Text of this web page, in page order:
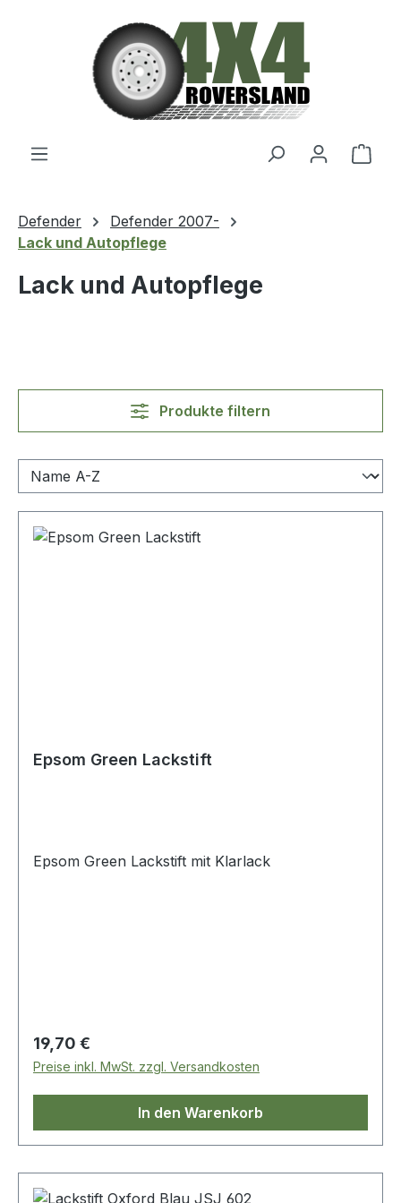
Zum Hauptinhalt springen
Defender
Defender 2007-
Lack und Autopflege
Lack und Autopflege
Produkte filtern
Epsom Green Lackstift
Epsom Green Lackstift mit Klarlack
Regulärer Preis:
19,70 €
Preise inkl. MwSt. zzgl. Versandkosten
In den Warenkorb